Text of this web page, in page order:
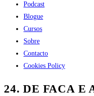
Podcast
Blogue
Cursos
Sobre
Contacto
Cookies Policy
24. DE FACA E